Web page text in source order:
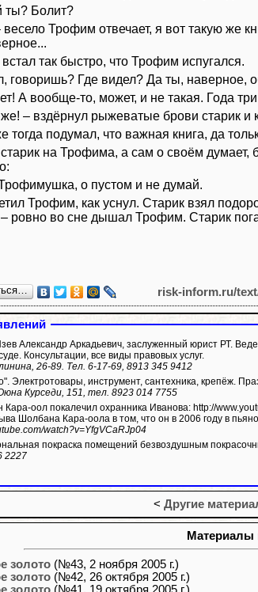
ты? Болит?
весело Трофим отвечает, я вот такую же
так быстро, что Трофим испугался.
говоришь? Где видел? Да ты, наверное,
А вообще-то, может, и не такая. Года
– вздёрнул рыжеватые брови старик и
тогда подумал, что важная книга, да
старик на Трофима, а сам о своём
о пустом и не думай.
Трофим, как уснул. Старик взял
– ровно во сне дышал Трофим. Старик
risk-inform.ru/
Александр Аркадьевич, заслуженный юрист РТ.
Консультации, все виды правовых услуг.
26-89. Тел. 6-17-69, 8913 345 9412
Электротовары, инструмент, сантехника, крепёж.
Курседи, 151, тел. 8923 014 7755
охранника Иванова: http://www.youtube.com/watch?v=YfgVCaRJp04 Иванов обвиняет будущего главу
Шолбана Кара-оола в том, что он в 2006 году в
watch?v=YfgVCaRJp04
покраска помещений безвоздушным
2227
< Другие
Материалы
золото (№43, 2 ноября 2005 г.)
золото (№42, 26 октября 2005 г.)